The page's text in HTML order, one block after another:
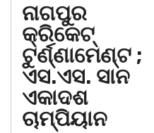
ନାଗପୁର
କ୍ରିକେଟ୍
ଟୁର୍ଣ୍ଣାମେଣ୍ଟ ;
ଏସ.ଏସ. ସାନ
ଏକାଦଶ
ଚାମ୍ପିୟାନ